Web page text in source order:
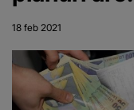
ministrul
Muncii
18 feb 2021